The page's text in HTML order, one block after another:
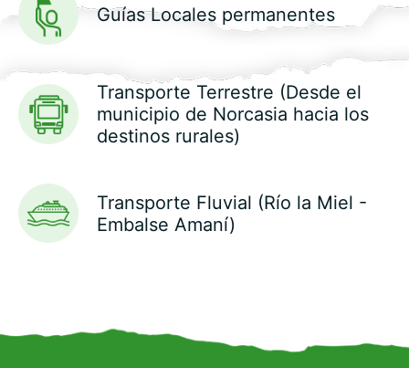
Guías Locales permanentes
Transporte Terrestre (Desde el
municipio de Norcasia hacia los
destinos rurales)
Transporte Fluvial (Río la Miel -
Embalse Amaní)